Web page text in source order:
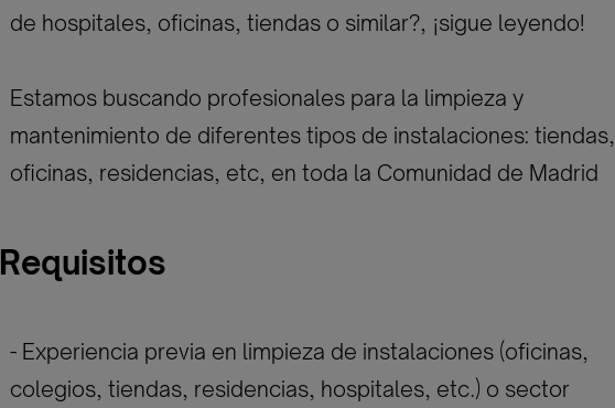
de hospitales, oficinas, tiendas o similar?, ¡sigue leyendo!
Estamos buscando profesionales para la limpieza y
mantenimiento de diferentes tipos de instalaciones: tiendas,
oficinas, residencias, etc, en toda la Comunidad de Madrid
Requisitos
- Experiencia previa en limpieza de instalaciones (oficinas,
colegios, tiendas, residencias, hospitales, etc.) o sector